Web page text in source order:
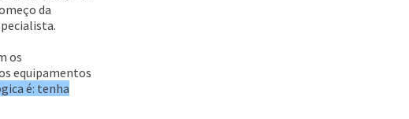
da
os
equipamentos
é: tenha